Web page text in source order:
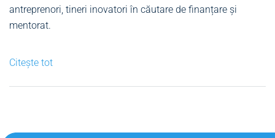
antreprenori, tineri inovatori în căutare de finanțare și
mentorat.
Citește tot